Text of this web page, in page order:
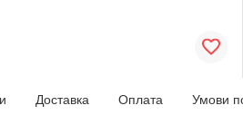
Доставка Оплата Умови